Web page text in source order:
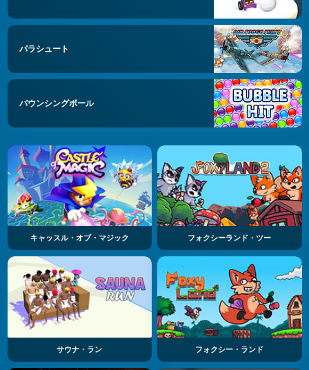
パラシュート
バウンシングボール
キャッスル・オブ・マジック フォクシーランド・ツー
サウナ・ラン フォクシー・ランド